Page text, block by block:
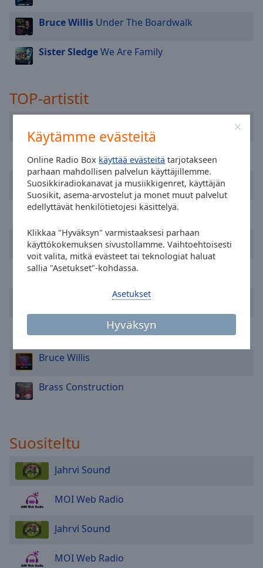
Käytämme evästeitä
Online Radio Box käyttää evästeitä tarjotakseen
parhaan mahdollisen palvelun käyttäjillemme.
Suosikkiradiokanavat ja musiikkigenret, käyttäjän
Suosikit, asema-arvostelut ja monet muut palvelut
edellyttävät henkilötietojesi käsittelyä.
Klikkaa "Hyväksyn" varmistaaksesi parhaan
käyttökokemuksen sivustollamme. Vaihtoehtoisesti
voit valita, mitkä evästeet tai teknologiat haluat
sallia "Asetukset"-kohdassa.
Hyväksyn
Asetukset
and
close
window.
Color
Background
Caption
Font
Style
Family
Dialog
Bruce Willis Under The Boardwalk
Sister SledgeWe Are Family
TOP-artistit
Alexander O'Neal
Bay City Rollers
Digital Underground
Afrika Bambaataa
Bruce Willis
Brass Construction
Suositeltu
Jahrvi Sound
MOI Web Radio
Jahrvi Sound
MOI Web Radio